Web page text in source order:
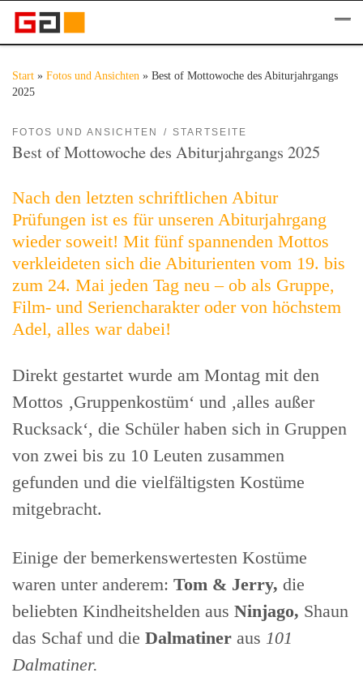
Zum Inhalt springen
Start » Fotos und Ansichten » Best of Mottowoche des Abiturjahrgangs
2025
FOTOS UND ANSICHTEN STARTSEITE
Best of Mottowoche des Abiturjahrgangs 2025
Nach den letzten schriftlichen Abitur
Prüfungen ist es für unseren Abiturjahrgang
wieder soweit! Mit fünf spannenden Mottos
verkleideten sich die Abiturienten vom 19. bis
zum 24. Mai jeden Tag neu – ob als Gruppe,
Film- und Seriencharakter oder von höchstem
Adel, alles war dabei!
Direkt gestartet wurde am Montag mit den
Mottos ‚Gruppenkostüm‘ und ‚alles außer
Rucksack‘, die Schüler haben sich in Gruppen
von zwei bis zu 10 Leuten zusammen
gefunden und die vielfältigsten Kostüme
mitgebracht.
Einige der bemerkenswertesten Kostüme
waren unter anderem: Tom & Jerry, die
beliebten Kindheitshelden aus Ninjago, Shaun
das Schaf und die Dalmatiner aus 101
Dalmatiner.